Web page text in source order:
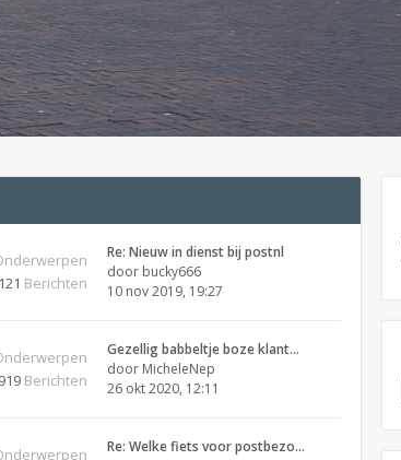
Berichten
Re: Nieuw in dienst bij postnl
door bucky666
10 nov 2019, 19:27
Berichten
Gezellig babbeltje boze klant…
door MicheleNep
26 okt 2020, 12:11
Re: Welke fiets voor postbezo…